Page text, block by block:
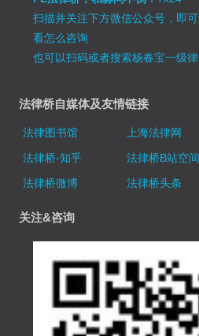
扫描并关注下方微信公众号，即可
看怎么咨询
也可以扫码或者搜索杨春宝一级
法律桥自媒体及友情链接
法律图书馆 上海法律网
法律桥-知乎
法律桥B站空间
法律桥微博
法律桥头条
关注&咨询